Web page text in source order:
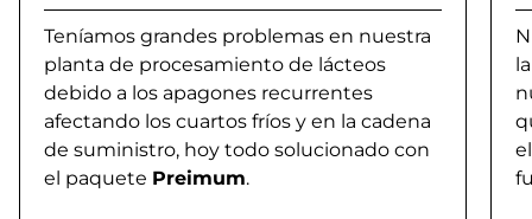
Teníamos grandes problemas en nuestra
planta de procesamiento de lácteos
debido a los apagones recurrentes
afectando los cuartos fríos y en la cadena
de suministro, hoy todo solucionado con
el paquete Preimum.